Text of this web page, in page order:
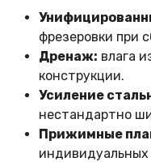
фрезеровки при
Дренаж: влага
конструкции.
Усиление
нестандартно
Прижимные